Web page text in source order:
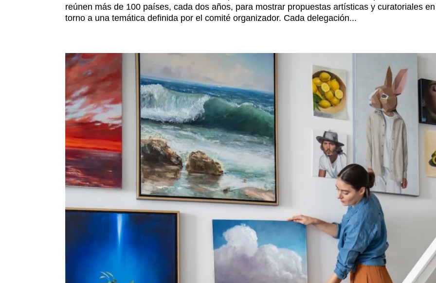
reúnen más de 100 países, cada dos años, para mostrar propuestas artísticas y curatoriales en
torno a una temática definida por el comité organizador. Cada delegación...